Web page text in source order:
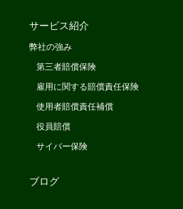
サービス紹介
弊社の強み
第三者賠償保険
雇用に関する賠償責任保険
使用者賠償責任補償
役員賠償
サイバー保険
ブログ